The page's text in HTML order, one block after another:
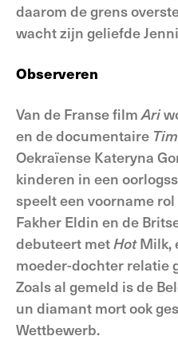
daarom de grens
wacht zijn geliefde
Observeren
Van de Franse filmAri
en de documentaire
Oekraïense Kateryna
kinderen in een
speelt een voorname
Fakher Eldin en de
debuteert metHotMilk,
moeder-dochter relatie
Zoals al gemeld is de
un diamant mort ook
Wettbewerb.